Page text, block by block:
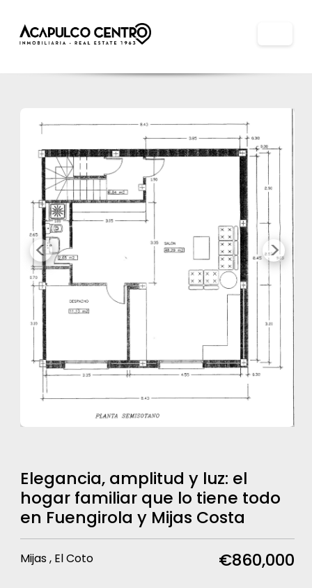
Previous Next
Elegancia, amplitud y luz: el
hogar familiar que lo tiene todo
en Fuengirola y Mijas Costa
Mijas , El Coto €860,000